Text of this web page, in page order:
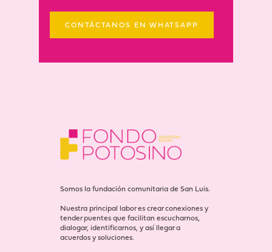
CONTÁCTANOS EN WHATSAPP
Somos la fundación comunitaria de San Luis.
Nuestra principal labor es crear conexiones y
tender puentes que facilitan escucharnos,
dialogar, identificarnos, y así llegar a
acuerdos y soluciones.